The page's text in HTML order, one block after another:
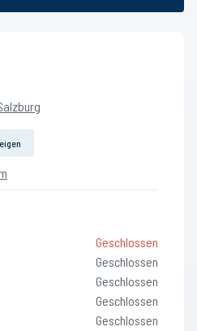
Geschlossen
Geschlossen
Geschlossen
Geschlossen
Geschlossen